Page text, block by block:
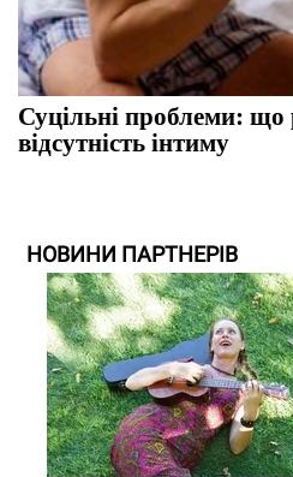
Суцільні проблеми:
відсутність інтиму
НОВИНИ ПАРТНЕРІВ